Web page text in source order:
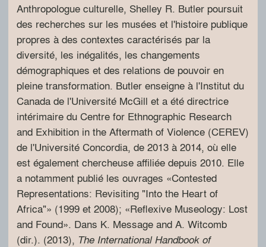
Anthropologue culturelle, Shelley R. Butler poursuit
des recherches sur les musées et l'histoire publique
propres à des contextes caractérisés par la
diversité, les inégalités, les changements
démographiques et des relations de pouvoir en
pleine transformation. Butler enseigne à l'Institut du
Canada de l'Université McGill et a été directrice
intérimaire du Centre for Ethnographic Research
and Exhibition in the Aftermath of Violence (CEREV)
de l'Université Concordia, de 2013 à 2014, où elle
est également chercheuse affiliée depuis 2010. Elle
a notamment publié les ouvrages «Contested
Representations: Revisiting "Into the Heart of
Africa"» (1999 et 2008); «Reflexive Museology: Lost
and Found». Dans K. Message and A. Witcomb
(dir.). (2013), The International Handbook of